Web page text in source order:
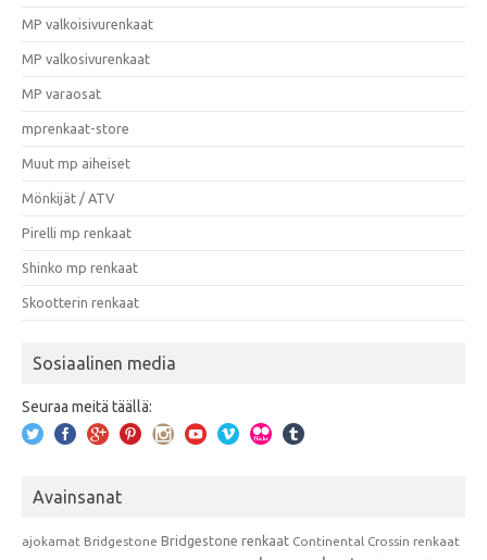
MP valkoisivurenkaat
MP valkosivurenkaat
MP varaosat
mprenkaat-store
Muut mp aiheiset
Mönkijät / ATV
Pirelli mp renkaat
Shinko mp renkaat
Skootterin renkaat
Sosiaalinen media
Seuraa meitä täällä:
Avainsanat
ajokamat Bridgestone Bridgestone renkaat Continental Crossin renkaat